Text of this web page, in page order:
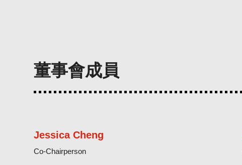
董事會成員
Jessica Cheng
Co-Chairperson